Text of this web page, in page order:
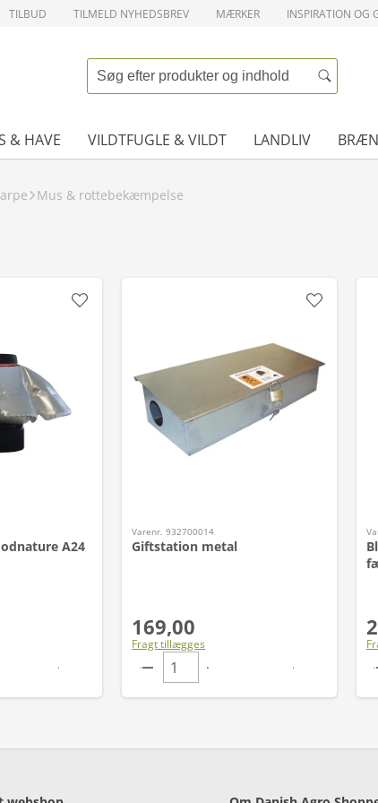
TILBUD TILMELD NYHEDSBREV MÆRKER INSPIRATION OG
& HAVE VILDTFUGLE & VILDT LANDLIV
Mus & rottebekæmpelse
A24
Varenr. 932700014
Giftstation metal
169,00
Fragt tillægges